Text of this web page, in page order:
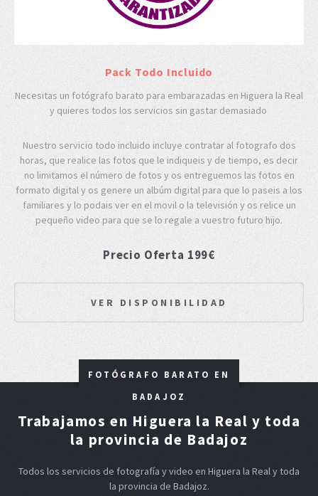
Pack Todo Incluido
Necesitas un fotógrafo barato para embarazadas en Higuera la Real
y quieres todos los servicios sin gastar demasiado
Nuestro servicio todo incluido incluye contratar al fotografo dos
horas, que realice las fotos que le indiqueis y de tiempo, es decir
no limitamos el número de fotos y os entreguemos las fotos en
formato digital y os genere un albúm digital para que lo paseis a los
familiares y lo podais ver en el movil o la televisión y os relice un
pequeño video para que se lo regale a vuestro futuro hijo.
Precio Oferta 199€
VER DISPONIBILIDAD
FOTÓGRAFO BARATO EN
BADAJOZ
Trabajamos en Higuera la Real y toda
la provincia de Badajoz
Todos los servicios de fotografía y video en Higuera la Real y toda
la provincia de Badajoz.